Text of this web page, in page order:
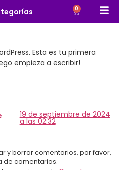
0
Esta es tu primera
empieza a escribir!
19 de septiembre de 2024
a las 02:32
y borrar comentarios, por favor,
de comentarios.